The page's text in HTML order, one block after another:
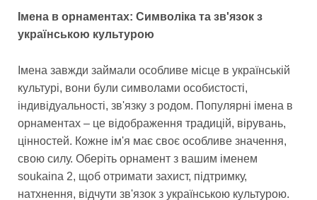
Імена в орнаментах: Символіка та зв'язок з
українською культурою
Імена завжди займали особливе місце в українській
культурі, вони були символами особистості,
індивідуальності, зв'язку з родом. Популярні імена в
орнаментах – це відображення традицій, вірувань,
цінностей. Кожне ім'я має своє особливе значення,
свою силу. Оберіть орнамент з вашим іменем
soukaina 2, щоб отримати захист, підтримку,
натхнення, відчути зв'язок з українською культурою.